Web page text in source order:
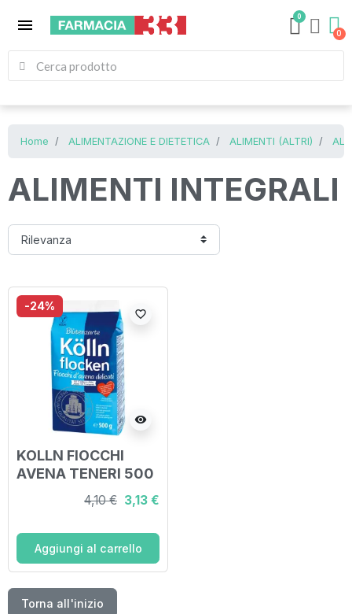
menu 0
Home ALIMENTAZIONE E DIETETICA ALIMENTI (ALTRI)
ALIMENTI INTEGRALI
-24%
visibility
favorite_border
KOLLN FIOCCHI
AVENA TENERI 500
4,10 € 3,13 €
Aggiungi al carrello
Torna all'inizio